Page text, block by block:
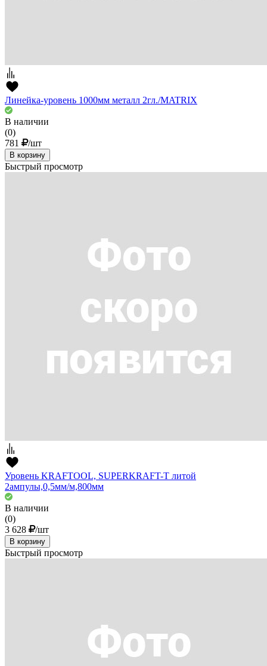
Линейка-уровень 1000мм металл 2гл./MATRIX
В наличии
(0)
781
/шт
В корзину
Быстрый просмотр
Уровень KRAFTOOL, SUPERKRAFT-T литой
2ампулы,0,5мм/м,800мм
В наличии
(0)
3 628
/шт
В корзину
Быстрый просмотр